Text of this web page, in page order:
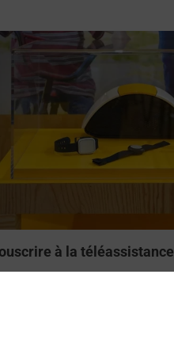
savoir plus
à la téléassistance